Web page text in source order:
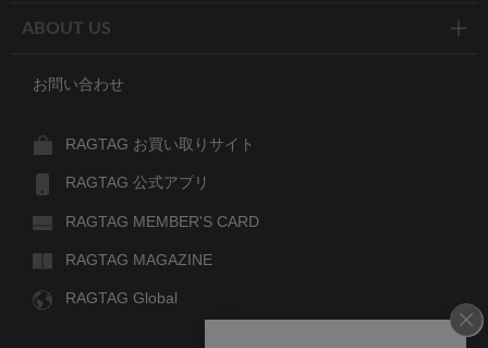
ABOUT US
お問い合わせ
RAGTAG お買い取りサイト
RAGTAG 公式アプリ
RAGTAG MEMBER'S CARD
RAGTAG MAGAZINE
RAGTAG Global